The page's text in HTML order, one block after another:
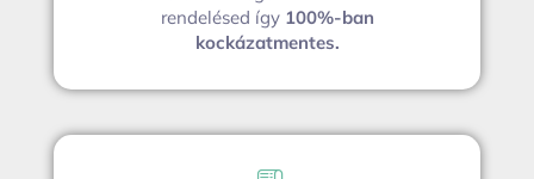
rendelésed így 100%-ban
kockázatmentes.